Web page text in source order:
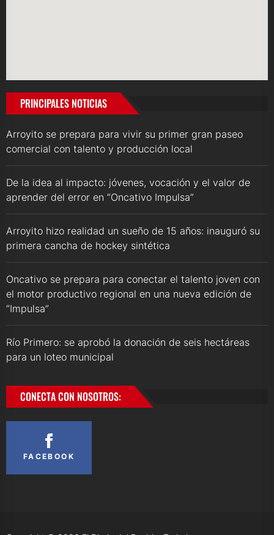
PRINCIPALES NOTICIAS
Arroyito se prepara para vivir su primer gran paseo
comercial con talento y producción local
De la idea al impacto: jóvenes, vocación y el valor de
aprender del error en “Oncativo Impulsa”
Arroyito hizo realidad un sueño de 15 años: inauguró su
primera cancha de hockey sintética
Oncativo se prepara para conectar el talento joven con
el motor productivo regional en una nueva edición de
“Impulsa”
Río Primero: se aprobó la donación de seis hectáreas
para un loteo municipal
CONECTA CON NOSOTROS:
FACEBOOK